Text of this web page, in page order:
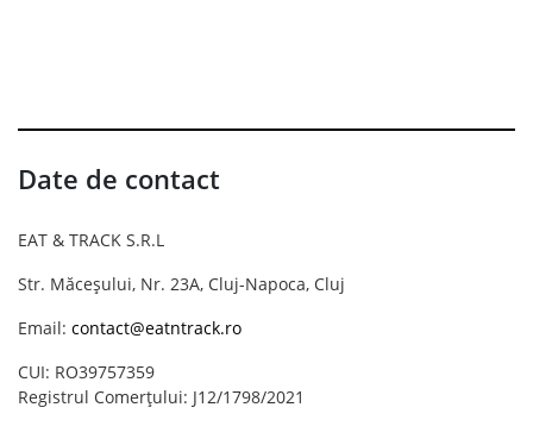
Date de contact
EAT & TRACK S.R.L
Str. Măceșului, Nr. 23A, Cluj-Napoca, Cluj
Email: contact@eatntrack.ro
CUI: RO39757359
Registrul Comerțului: J12/1798/2021